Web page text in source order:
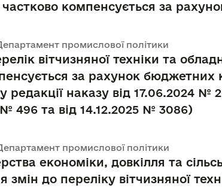
частково компенсується за
промислової політики
вітчизняної техніки та
за рахунок бюджетних
редакції наказу від 17.06.2024
№ 496 та від 14.12.2025 № 3086)
промислової політики
економіки, довкілля та
змін до переліку вітчизняної